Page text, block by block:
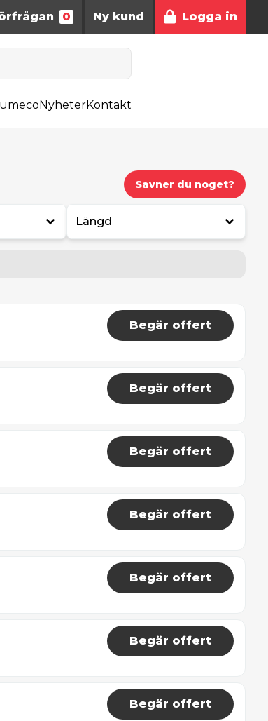
0 Ny kund Logga in
NyheterKontakt
Savner du noget?
Längd
Begär offert
Begär offert
Begär offert
Begär offert
Begär offert
Begär offert
Begär offert